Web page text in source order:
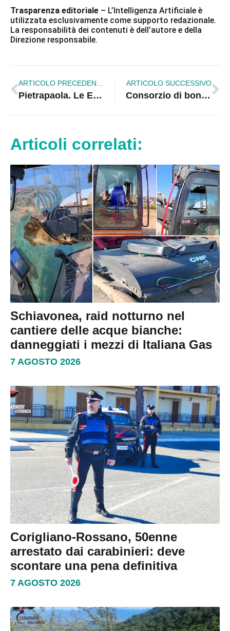
Trasparenza editoriale – L’Intelligenza Artificiale è
utilizzata esclusivamente come supporto redazionale.
La responsabilità dei contenuti è dell’autore e della
Direzione responsabile.
Pietrapaola. Le Emergenze, spopolamento e bilancio. Labonia: Necessarie azioni a contrasto |VIDEO
ARTICOLO SUCCESSIVO
Consorzio di bonifica, la protesta fa male anche agli agricoltori: «Danni incalcolabili»
Articoli correlati:
Schiavonea, raid notturno nel
cantiere delle acque bianche:
danneggiati i mezzi di Italiana Gas
7 AGOSTO 2026
Corigliano-Rossano, 50enne
arrestato dai carabinieri: deve
scontare una pena definitiva
7 AGOSTO 2026